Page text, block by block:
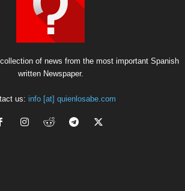
of news from the most important Spanish
written Newspaper.
us: info [at] quienlosabe.com